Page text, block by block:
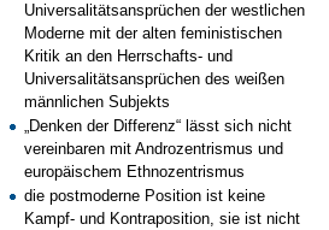
Universalitätsansprüchen der westlichen
Moderne mit der alten feministischen
Kritik an den Herrschafts- und
Universalitätsansprüchen des weißen
männlichen Subjekts
„Denken der Differenz“ lässt sich nicht
vereinbaren mit Androzentrismus und
europäischem Ethnozentrismus
die postmoderne Position ist keine
Kampf- und Kontraposition, sie ist nicht